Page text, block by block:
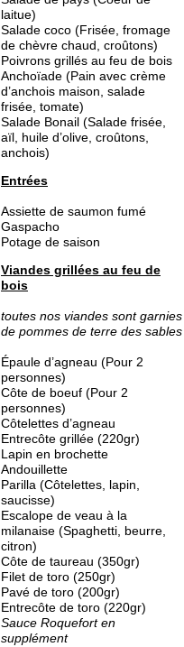
laitue)
Salade coco (Frisée, fromage
de chèvre chaud, croûtons)
Poivrons grillés au feu de bois
Anchoïade (Pain avec crème
d’anchois maison, salade
frisée, tomate)
Salade Bonail (Salade frisée,
aïl, huile d’olive, croûtons,
anchois)
Entrées
Assiette de saumon fumé
Gaspacho
Potage de saison
Viandes grillées au feu de
bois
toutes nos viandes sont garnies
de pommes de terre des sables
Épaule d’agneau (Pour 2
personnes)
Côte de boeuf (Pour 2
personnes)
Côtelettes d’agneau
Entrecôte grillée (220gr)
Lapin en brochette
Andouillette
Parilla (Côtelettes, lapin,
saucisse)
Escalope de veau à la
milanaise (Spaghetti, beurre,
citron)
Côte de taureau (350gr)
Filet de toro (250gr)
Pavé de toro (200gr)
Entrecôte de toro (220gr)
Sauce Roquefort en
supplément